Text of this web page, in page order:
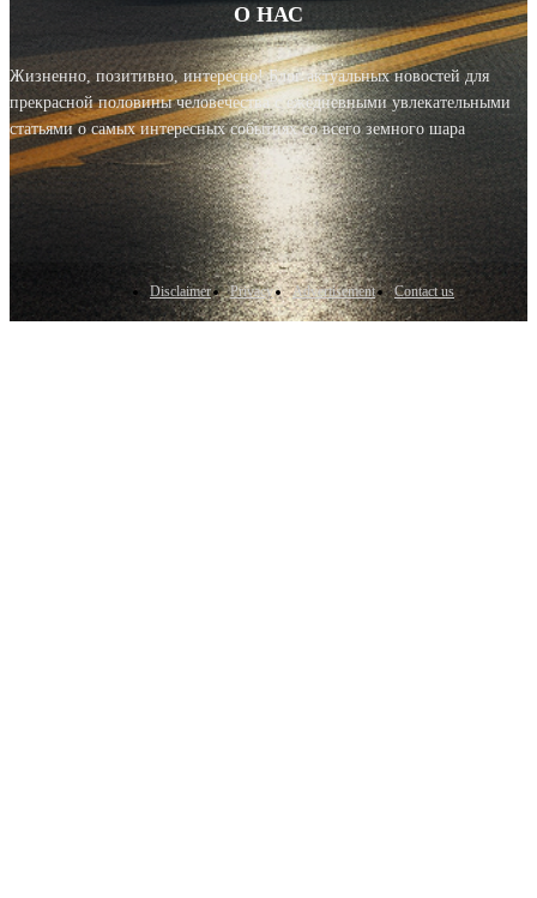
О НАС
Жизненно, позитивно, интересно! Блог актуальных новостей для
прекрасной половины человечества с ежедневными увлекательными
статьями о самых интересных событиях со всего земного шара
Disclaimer Privacy Advertisement Contact us